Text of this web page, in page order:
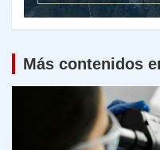
Más contenidos